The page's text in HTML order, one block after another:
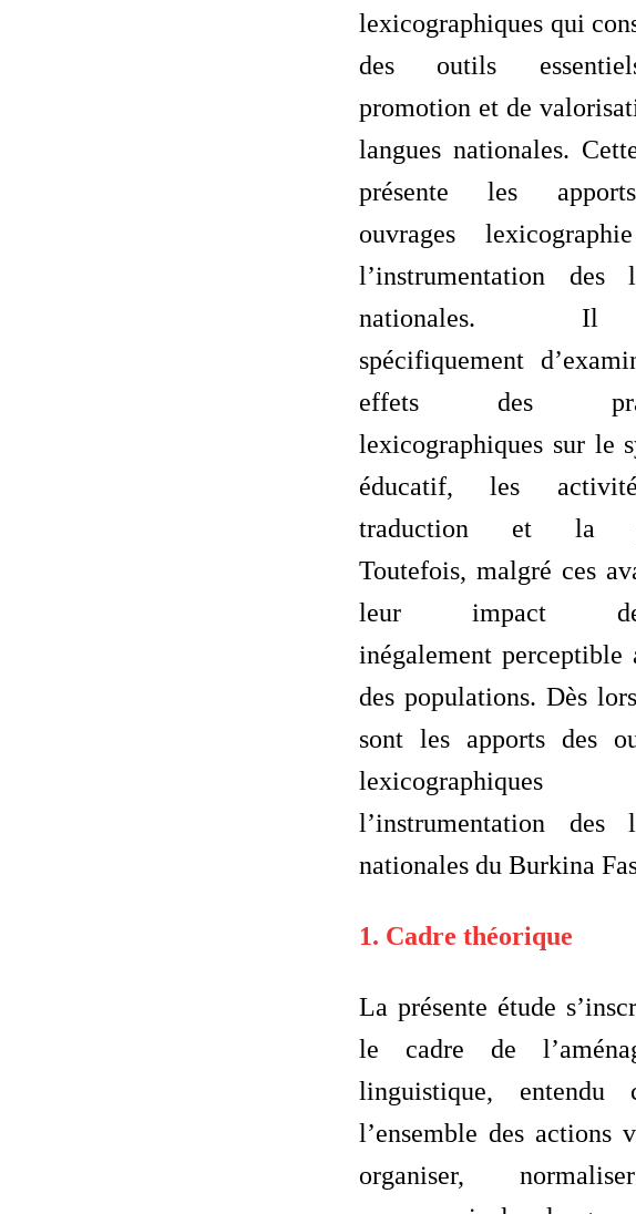
lexicographiques qui
des outils
promotion et de
langues nationales.
présente les
ouvrages
l’instrumentation des
nationales. Il
spécifiquement
effets des
lexicographiques sur le
éducatif, les
traduction et la
Toutefois, malgré ces
leur impact
inégalement perceptible
des populations. Dès
sont les apports des
lexicographiques
l’instrumentation des
nationales du Burkina
1. Cadre théorique
La présente étude
le cadre de
linguistique, entendu
l’ensemble des actions
organiser,